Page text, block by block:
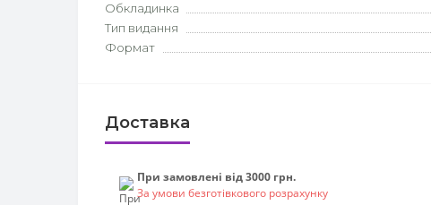
Обкладинка
Тип видання
Формат
Доставка
При замовлені від 3000 грн.
За умови безготівкового розрахунку